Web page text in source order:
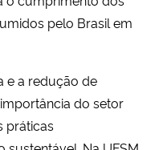
pelo Brasil em
e a redução de
do setor
práticas